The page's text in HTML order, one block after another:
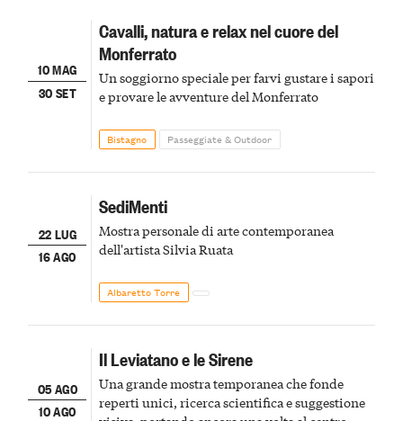
10 MAG
30 SET
Cavalli, natura e relax nel cuore del
Monferrato
Un soggiorno speciale per farvi gustare i sapori
e provare le avventure del Monferrato
Bistagno Passeggiate & Outdoor
22 LUG
16 AGO
SediMenti
Mostra personale di arte contemporanea
dell'artista Silvia Ruata
Albaretto Torre
05 AGO
10 AGO
Il Leviatano e le Sirene
Una grande mostra temporanea che fonde
reperti unici, ricerca scientifica e suggestione